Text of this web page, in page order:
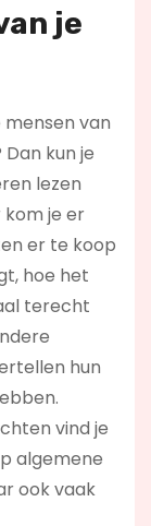
je
van
kun je
lezen
je er
er te koop
hoe het
terecht
hun
vind je
algemene
ook vaak